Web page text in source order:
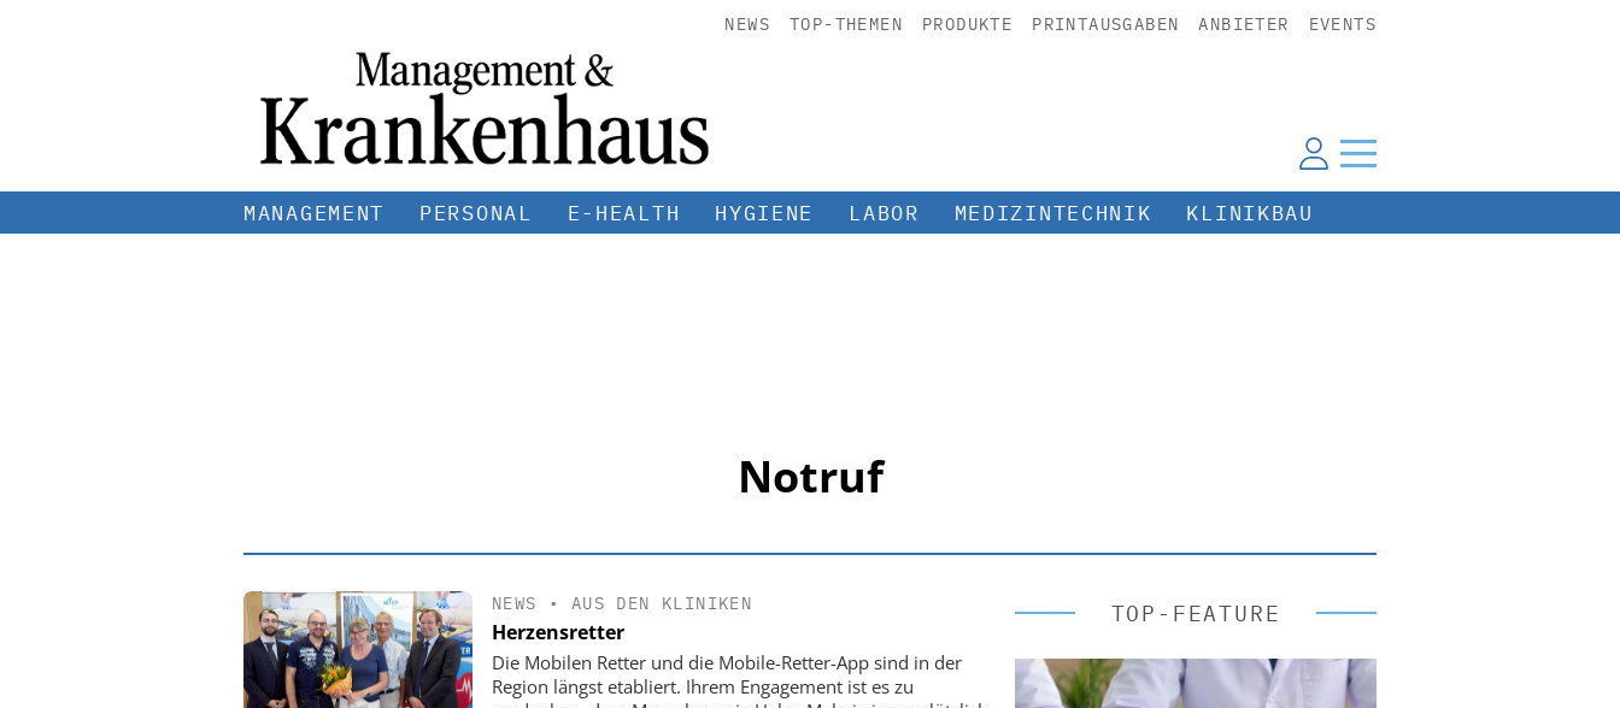
NEWS TOP-THEMEN PRODUKTE PRINTAUSGABEN ANBIETER EVENTS
MANAGEMENT PERSONAL E-HEALTH HYGIENE LABOR MEDIZINTECHNIK KLINIKBAU
Notruf
NEWS • AUS DEN KLINIKEN
Herzensretter
Die Mobilen Retter und die Mobile-Retter-App sind in der
Region längst etabliert. Ihrem Engagement ist es zu
TOP-FEATURE